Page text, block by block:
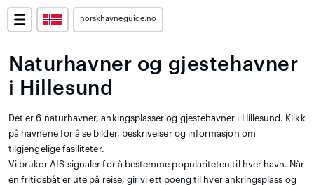
norskhavneguide.no
Naturhavner og gjestehavner
i Hillesund
Det er 6 naturhavner, ankingsplasser og gjestehavner i Hillesund. Klikk
på havnene for å se bilder, beskrivelser og informasjon om
tilgjengelige fasiliteter.
Vi bruker AIS-signaler for å bestemme populariteten til hver havn. Når
en fritidsbåt er ute på reise, gir vi ett poeng til hver ankringsplass og